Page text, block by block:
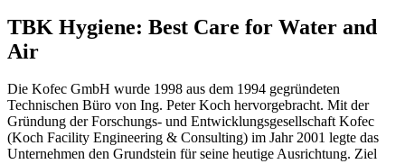
TBK Hygiene: Best Care for Water and
Air
Die Kofec GmbH wurde 1998 aus dem 1994 gegründeten
Technischen Büro von Ing. Peter Koch hervorgebracht. Mit der
Gründung der Forschungs- und Entwicklungsgesellschaft Kofec
(Koch Facility Engineering & Consulting) im Jahr 2001 legte das
Unternehmen den Grundstein für seine heutige Ausrichtung. Ziel